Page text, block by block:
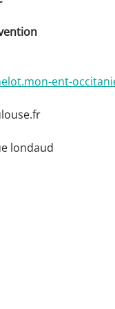
ent-
londaud